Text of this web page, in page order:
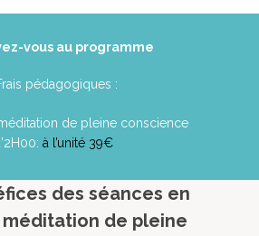
vous au programme
pédagogiques :
de pleine conscience
à l’unité 39€
des séances en
de pleine